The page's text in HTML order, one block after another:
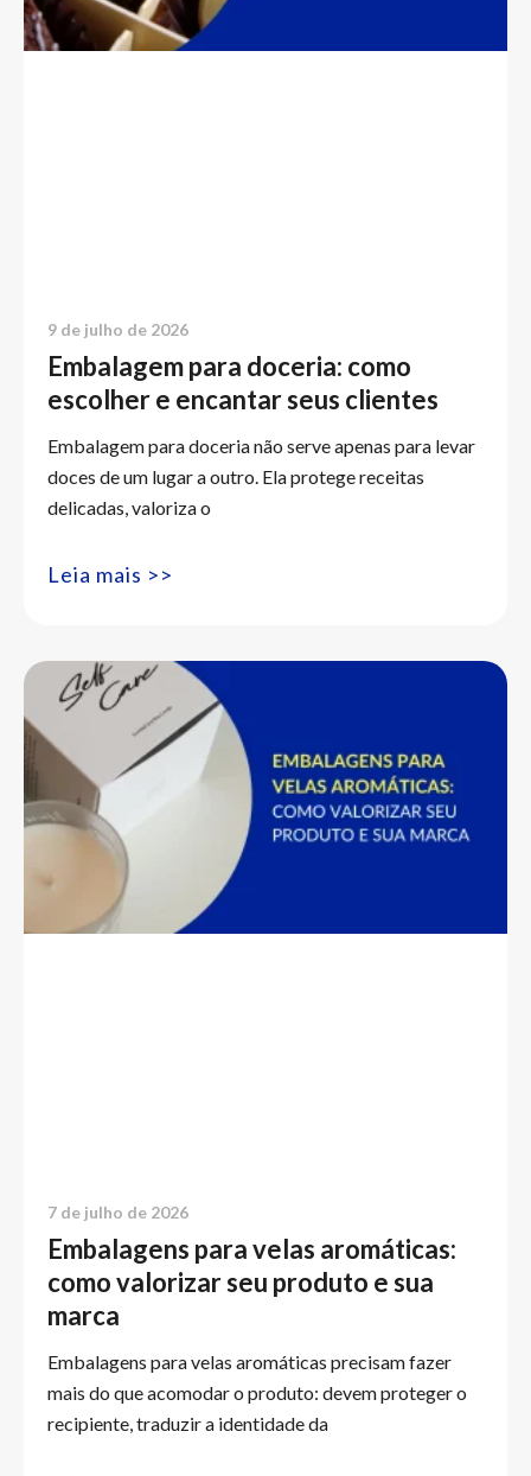
Embalagem para doceria: como
escolher e encantar seus clientes
9 de julho de 2026
Embalagem para doceria não serve apenas para levar
doces de um lugar a outro. Ela protege receitas
delicadas, valoriza o
Leia mais >>
Embalagens para velas aromáticas:
como valorizar seu produto e sua
marca
7 de julho de 2026
Embalagens para velas aromáticas precisam fazer
mais do que acomodar o produto: devem proteger o
recipiente, traduzir a identidade da